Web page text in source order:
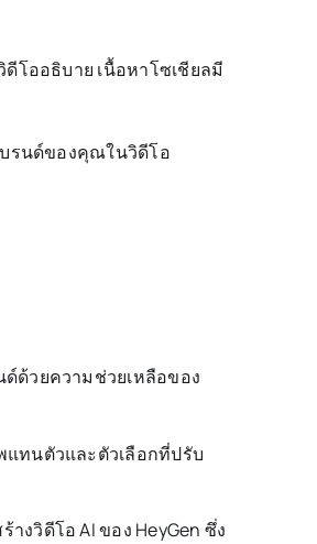
โออธิบาย เนื้อหาโซเชียลมี
รนด์ของคุณในวิดีโอ
ด้วยความช่วยเหลือของ
ทนตัวและตัวเลือกที่ปรับ
วิดีโอ AI ของ HeyGen ซึ่ง